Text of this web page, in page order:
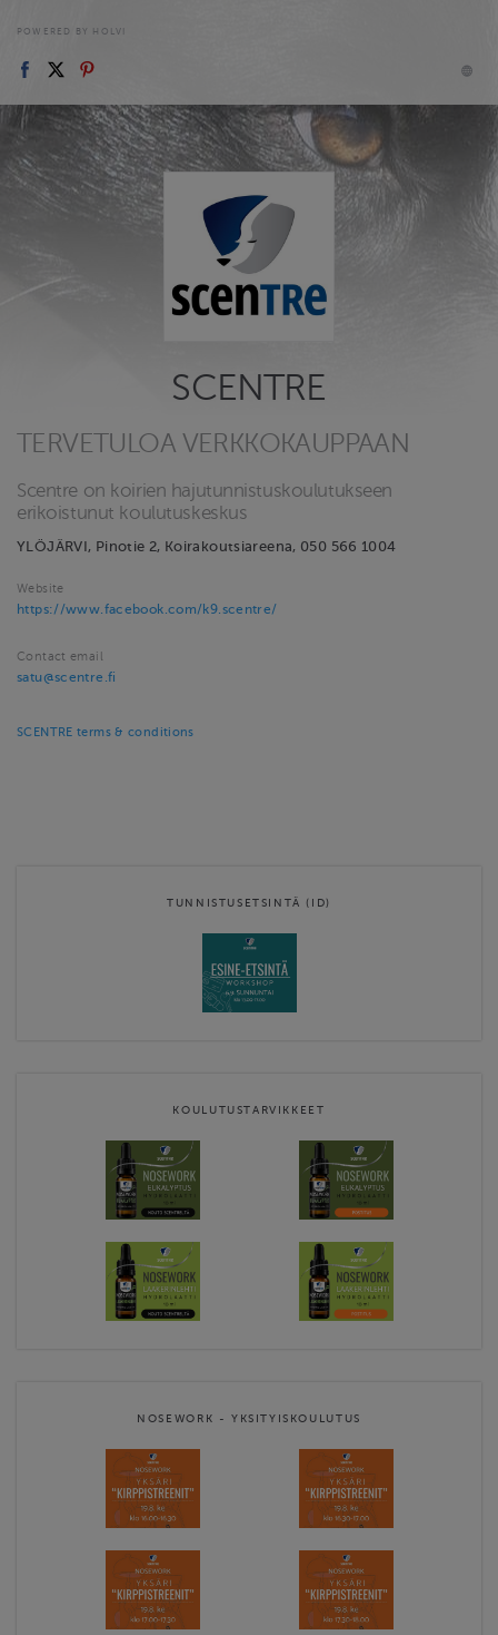
POWERED BY HOLVI
SCENTRE
TERVETULOA VERKKOKAUPPAAN
Scentre on koirien hajutunnistuskoulutukseen
erikoistunut koulutuskeskus
YLÖJÄRVI, Pinotie 2, Koirakoutsiareena, 050 566 1004
Website
https://www.facebook.com/k9.scentre/
Contact email
satu@scentre.fi
SCENTRE terms & conditions
TUNNISTUSETSINTÄ (ID)
KOULUTUSTARVIKKEET
NOSEWORK - YKSITYISKOULUTUS